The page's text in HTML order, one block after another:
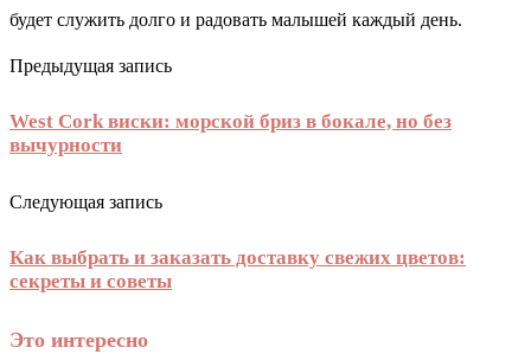
будет служить долго и радовать малышей каждый день.
Предыдущая запись
West Cork виски: морской бриз в бокале, но без
вычурности
Следующая запись
Как выбрать и заказать доставку свежих цветов:
секреты и советы
Это интересно